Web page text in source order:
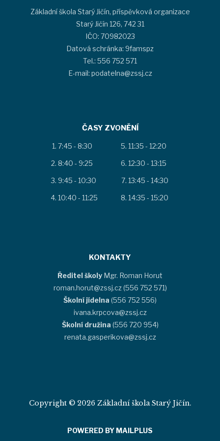
Základní škola Starý Jičín, příspěvková organizace
Starý Jičín 126, 742 31
IČO: 70982023
Datová schránka: 9famspz
Tel.: 556 752 571
E-mail: podatelna@zssj.cz
ČASY ZVONĚNÍ
7:45 - 8:30
8:40 - 9:25
9:45 - 10:30
10:40 - 11:25
11:35 - 12:20
12:30 - 13:15
13:45 - 14:30
14:35 - 15:20
KONTAKTY
Ředitel školy Mgr. Roman Horut
roman.horut@zssj.cz (556 752 571)
Školní jídelna (556 752 556)
ivana.krpcova@zssj.cz
Školní družina (556 720 954)
renata.gasperikova@zssj.cz
Copyright © 2026 Základní škola Starý Jičín.
POWERED BY MAILPLUS